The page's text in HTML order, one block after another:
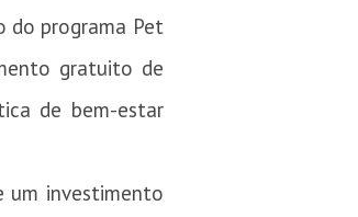
do programa Pet
gratuito de
de bem-estar
um investimento